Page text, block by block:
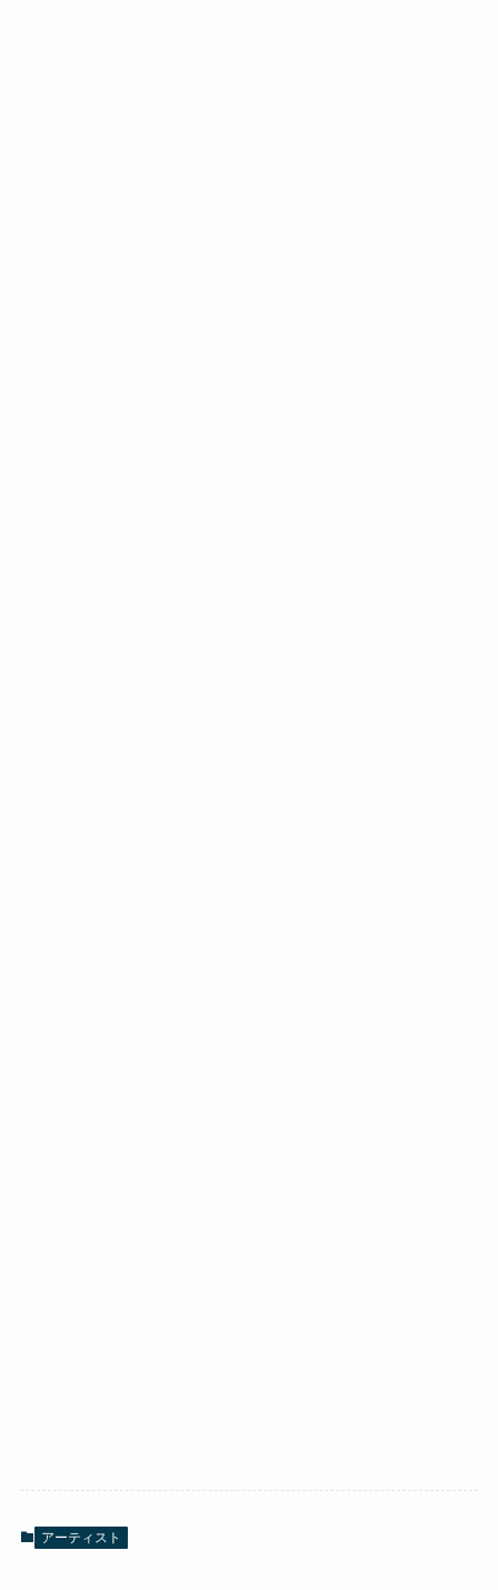
アーティスト